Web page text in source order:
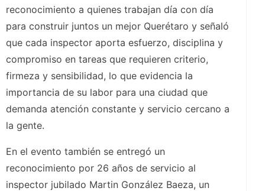
reconocimiento a quienes trabajan día con día
para construir juntos un mejor Querétaro y señaló
que cada inspector aporta esfuerzo, disciplina y
compromiso en tareas que requieren criterio,
firmeza y sensibilidad, lo que evidencia la
importancia de su labor para una ciudad que
demanda atención constante y servicio cercano a
la gente.
En el evento también se entregó un
reconocimiento por 26 años de servicio al
inspector jubilado Martin González Baeza, un